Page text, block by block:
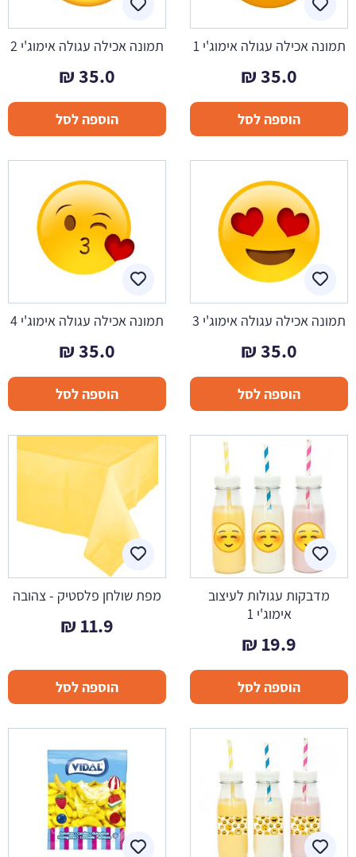
תמונה אכילה עגולה אימוג'י 1
35.0
₪
הוספה לסל
תמונה אכילה עגולה אימוג'י 2
35.0
₪
הוספה לסל
תמונה אכילה עגולה אימוג'י 3
35.0
₪
הוספה לסל
תמונה אכילה עגולה אימוג'י 4
35.0
₪
הוספה לסל
מדבקות עגולות לעיצוב
אימוג'י 1
19.9
₪
הוספה לסל
מפת שולחן פלסטיק - צהובה
11.9
₪
הוספה לסל